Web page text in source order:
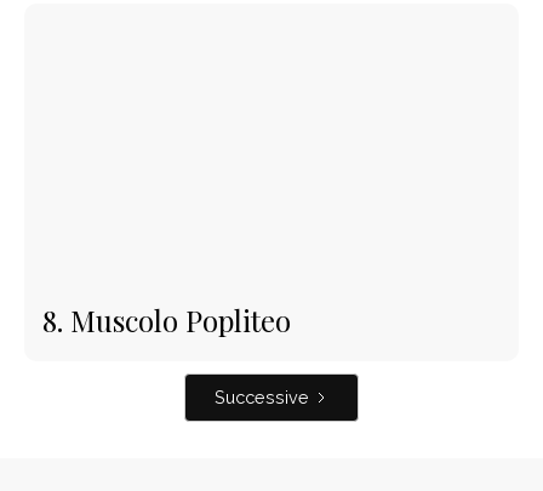
8. Muscolo Popliteo
Successive